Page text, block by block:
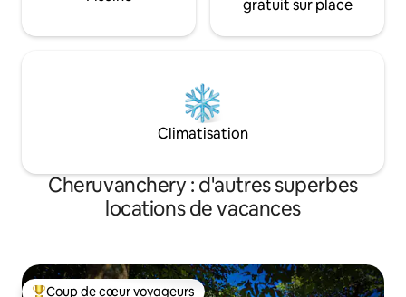
gratuit sur place
Climatisation
Cheruvanchery : d'autres superbes
locations de vacances
Coup de cœur voyageurs